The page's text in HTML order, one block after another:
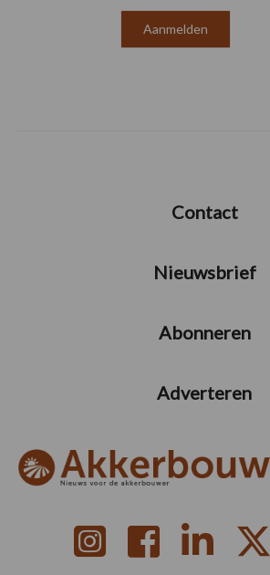
Contact
Nieuwsbrief
Abonneren
Adverteren